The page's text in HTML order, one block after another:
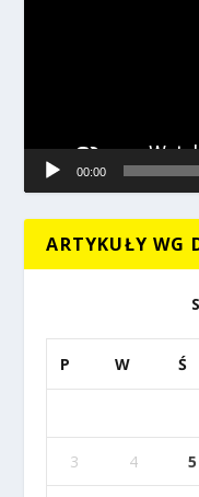
00:00
ARTYKUŁY WG
P W Ś
3 4 5